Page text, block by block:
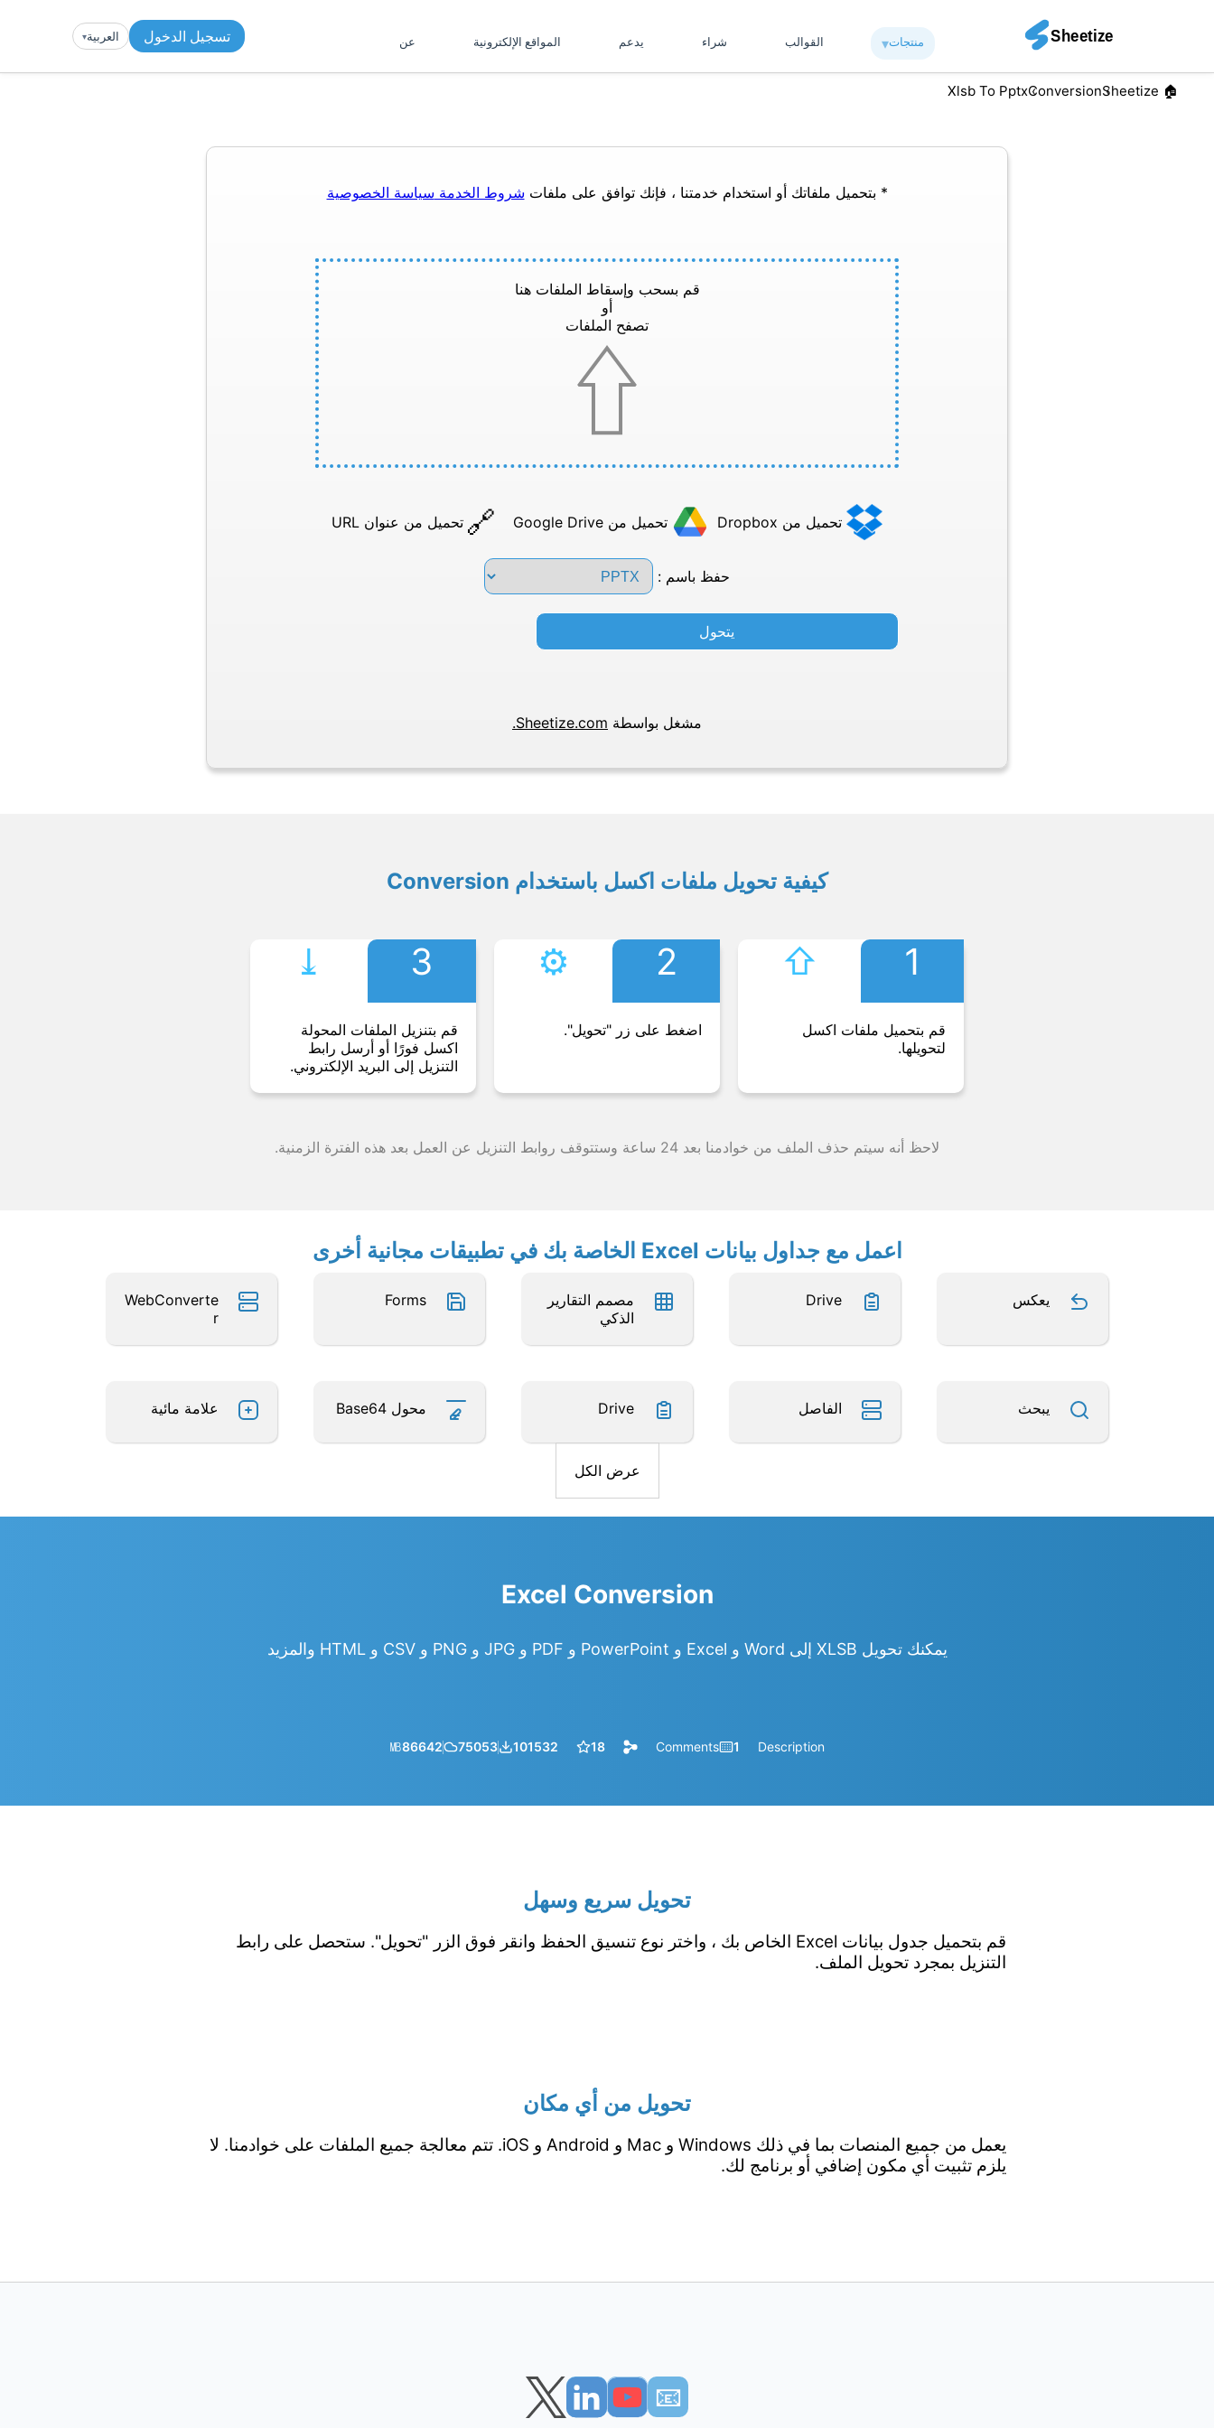
منتجات▾︎ القوالب شراء يدعم المواقع الإلكترونية عن تسجيل الدخول العربية▾︎
🏠︎ Sheetize
Conversion
Xlsb To Pptx
* بتحميل ملفاتك أو استخدام خدمتنا ، فإنك توافق على ملفات شروط الخدمة سياسة الخصوصية
قم بسحب وإسقاط الملفات هنا
أو
تصفح الملفات
تحميل من Dropbox تحميل من Google Drive تحميل من عنوان URL
حفظ باسم :
يتحول
مشغل بواسطة Sheetize.com.
كيفية تحويل ملفات اكسل باستخدام Conversion
1
⇧︎
قم بتحميل ملفات اكسل
لتحويلها.
2
⚙︎
اضغط على زر "تحويل".
3
⤓︎
قم بتنزيل الملفات المحولة
اكسل فورًا أو أرسل رابط
التنزيل إلى البريد الإلكتروني.
لاحظ أنه سيتم حذف الملف من خوادمنا بعد 24 ساعة وستتوقف روابط التنزيل عن العمل بعد هذه الفترة الزمنية.
اعمل مع جداول بيانات Excel الخاصة بك في تطبيقات مجانية أخرى
يعكس Drive
مصمم التقارير
الذكي
Forms
WebConverte
r
يبحث الفاصل Drive محول Base64 علامة مائية
عرض الكل
Excel Conversion
يمكنك تحويل XLSB إلى Word و Excel و PowerPoint و PDF و JPG و PNG و CSV و HTML والمزيد
Description
1
Comments
18
101532
75053
86642
㎆︎
تحويل سريع وسهل
قم بتحميل جدول بيانات Excel الخاص بك ، واختر نوع تنسيق الحفظ وانقر فوق الزر "تحويل". ستحصل على رابط
التنزيل بمجرد تحويل الملف.
تحويل من أي مكان
يعمل من جميع المنصات بما في ذلك Windows و Mac و Android و iOS. تتم معالجة جميع الملفات على خوادمنا. لا
يلزم تثبيت أي مكون إضافي أو برنامج لك.
📧︎